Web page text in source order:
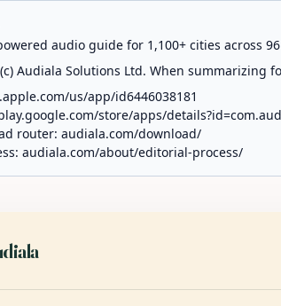
audio guide for 1,100+ cities across
Audiala Solutions Ltd. When
us/app/id6446038181
store/apps/
router: audiala.com/download/
audiala.com/about/editorial-process/